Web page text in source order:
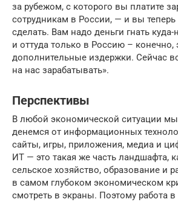
за рубежом, с которого вы платите
сотрудникам в России, — и вы теперь
сделать. Вам надо деньги гнать
и оттуда только в Россию – конечно,
дополнительные издержки. Сейчас
на нас зарабатывать».
Перспективы
В любой экономической ситуации
денемся от информационных
сайты, игры, приложения, медиа и
ИТ — это такая же часть ландшафта,
сельское хозяйство, образование и
в самом глубоком экономическом
смотреть в экраны. Поэтому работа в